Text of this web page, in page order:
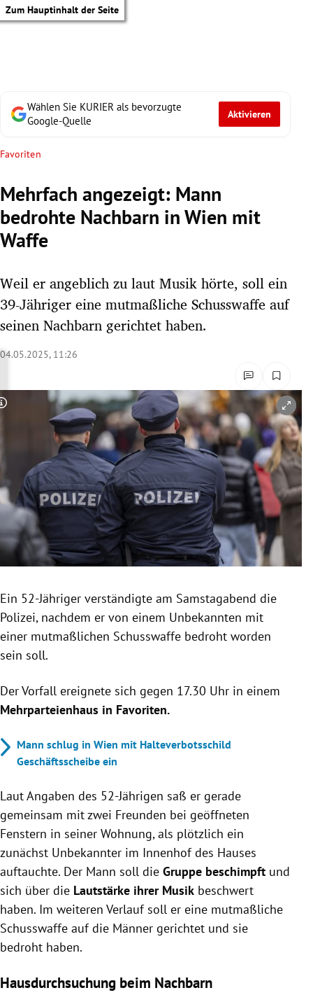
Zum Hauptinhalt der Seite
Untermenü
Untermenü
Untermenü
Untermenü
Untermenü
Untermenü
Untermenü
Untermenü
Untermenü
Untermenü
Wählen Sie KURIER als bevorzugte
Google-Quelle
Aktivieren
Favoriten
Mehrfach angezeigt: Mann
bedrohte Nachbarn in Wien mit
Waffe
Weil er angeblich zu laut Musik hörte, soll ein
39-Jähriger eine mutmaßliche Schusswaffe auf
seinen Nachbarn gerichtet haben.
04.05.2025, 11:26
Copyright-Hinweis öffnen/schließen
Ein 52-Jähriger verständigte am Samstagabend die
Polizei, nachdem er von einem Unbekannten mit
einer mutmaßlichen Schusswaffe bedroht worden
sein soll.
Der Vorfall ereignete sich gegen 17.30 Uhr in einem
Mehrparteienhaus in Favoriten.
Mann schlug in Wien mit Halteverbotsschild
Geschäftsscheibe ein
Laut Angaben des 52-Jährigen saß er gerade
gemeinsam mit zwei Freunden bei geöffneten
Fenstern in seiner Wohnung, als plötzlich ein
zunächst Unbekannter im Innenhof des Hauses
auftauchte. Der Mann soll die Gruppe beschimpft und
sich über die Lautstärke ihrer Musik beschwert
haben. Im weiteren Verlauf soll er eine mutmaßliche
Schusswaffe auf die Männer gerichtet und sie
bedroht haben.
Hausdurchsuchung beim Nachbarn